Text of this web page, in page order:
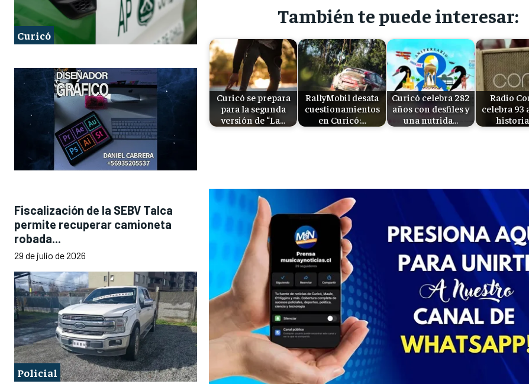
Curicó
Fiscalización de la SEBV Talca
permite recuperar camioneta
robada...
29 de julio de 2026
Policial
También te puede interesar:
Curicó se prepara
para la segunda
versión de “La…
RallyMobil desata
cuestionamientos
en Curicó:…
Curicó celebra 282
años con desfiles y
una nutrida…
Radio
celebra 93